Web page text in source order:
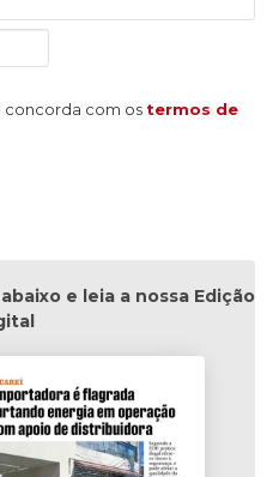
concorda com os termos de
e leia a nossa Edição